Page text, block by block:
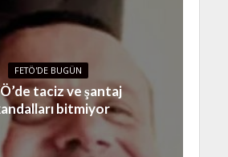
FETÖ'DE BUGÜN
taciz ve şantaj
bitmiyor